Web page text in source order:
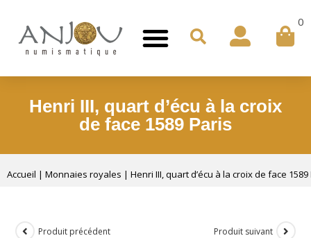
0
Henri III, quart d’écu à la croix
de face 1589 Paris
Accueil | Monnaies royales | Henri III, quart d’écu à la croix de face
Produit précédent Produit suivant